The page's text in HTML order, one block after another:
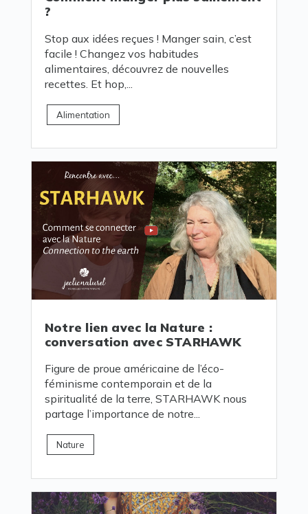
?
Stop aux idées reçues ! Manger sain, c’est
facile ! Changez vos habitudes
alimentaires, découvrez de nouvelles
recettes. Et hop,...
Alimentation
Notre lien avec la Nature :
conversation avec STARHAWK
Figure de proue américaine de l’éco-
féminisme contemporain et de la
spiritualité de la terre, STARHAWK nous
partage l’importance de notre...
Nature